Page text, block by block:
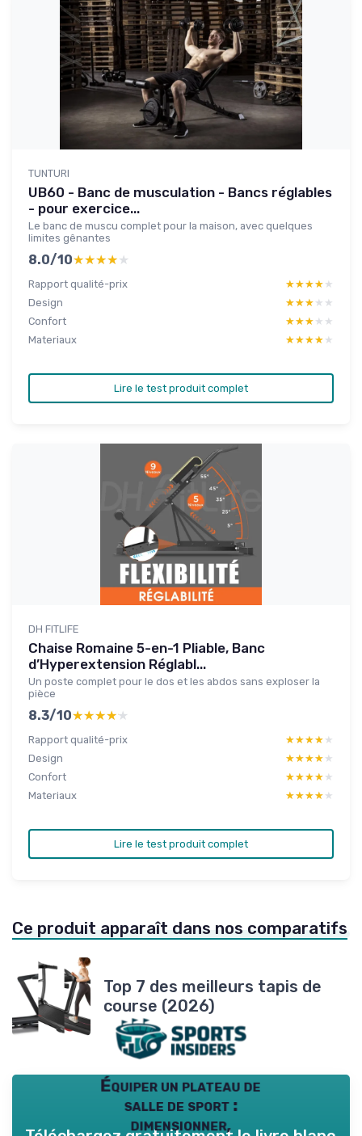
TUNTURI
UB60 - Banc de musculation - Bancs réglables
- pour exercice...
Le banc de muscu complet pour la maison, avec quelques
limites gênantes
8.0/10★★★★★
★★★★★
Rapport qualité-prix ★★★★★
★★★★★
Design
★★★★★
★★★★★
Confort
★★★★★
★★★★★
Materiaux
★★★★★
★★★★★
Lire le test produit complet
DH FITLIFE
Chaise Romaine 5-en-1 Pliable, Banc
d’Hyperextension Réglabl...
Un poste complet pour le dos et les abdos sans exploser la
pièce
8.3/10★★★★★
★★★★★
Rapport qualité-prix ★★★★★
★★★★★
Design
★★★★★
★★★★★
Confort
★★★★★
★★★★★
Materiaux
★★★★★
★★★★★
Lire le test produit complet
Ce produit apparaît dans nos comparatifs
Top 7 des meilleurs tapis de
course (2026)
Équiper un plateau de
salle de sport :
dimensionner,